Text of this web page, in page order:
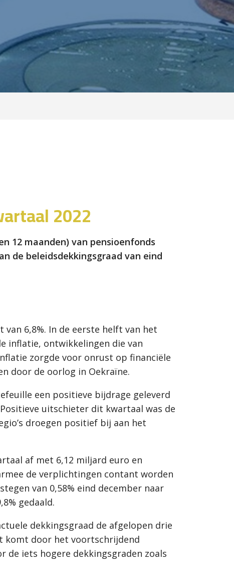
2022
12 maanden) van pensioenfonds
de beleidsdekkingsgraad van eind
6,8%. In de eerste helft van het
inflatie, ontwikkelingen die van
zorgde voor onrust op financiële
door de oorlog in Oekraïne.
een positieve bijdrage geleverd
uitschieter dit kwartaal was de
droegen positief bij aan het
af met 6,12 miljard euro en
de verplichtingen contant worden
van 0,58% eind december naar
gedaald.
dekkingsgraad de afgelopen drie
komt door het voortschrijdend
de iets hogere dekkingsgraden zoals